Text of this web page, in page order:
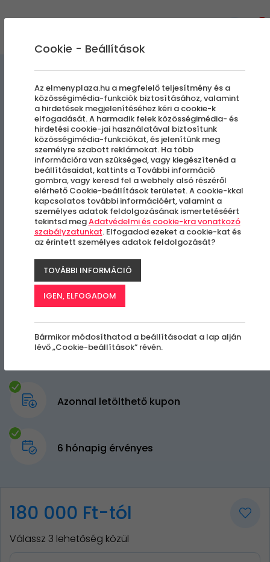
Magic Mirror Extra | A selfie
fotóautomata
Országszerte
Azonnal letölthető kupon
6 hónapig érvényes
180 000 Ft-tól
Válassz 3 lehetőség közül
Cookie - Beállítások
Az elmenyplaza.hu a megfelelő teljesítmény és a
közösségimédia-funkciók biztosításához, valamint
a hirdetések megjelenítéséhez kéri a cookie-k
elfogadását. A harmadik felek közösségimédia- és
hirdetési cookie-jai használatával biztosítunk
közösségimédia-funkciókat, és jelenítünk meg
személyre szabott reklámokat. Ha több
információra van szükséged, vagy kiegészítenéd a
beállításaidat, kattints a További információ
gombra, vagy keresd fel a webhely alsó részéről
elérhető Cookie-beállítások területet. A cookie-kkal
kapcsolatos további információért, valamint a
személyes adatok feldolgozásának ismertetéséért
tekintsd megAdatvédelmi és cookie-kra vonatkozó
szabályzatunkat. Elfogadod ezeket a cookie-kat és
az érintett személyes adatok feldolgozását?
TOVÁBBI INFORMÁCIÓ
IGEN, ELFOGADOM
Bármikor módosíthatod a beállításodat a lap alján
lévő „Cookie-beállítások” révén.